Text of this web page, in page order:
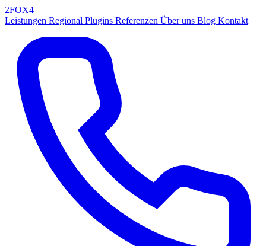
2FOX4
Leistungen Regional Plugins Referenzen Über uns Blog Kontakt